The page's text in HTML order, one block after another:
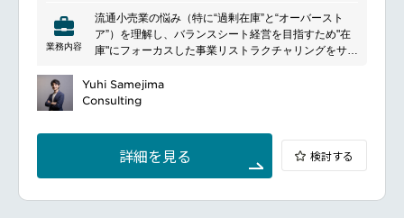
業務内容
流通小売業の悩み（特に“過剰在庫”と“オーバースト
ア”）を理解し、バランスシート経営を目指すため"在
庫"にフォーカスした事業リストラクチャリングをサポ
トを担っていただきます
具体的には、顧客が有する在庫の換価プロジェクト
【本ポジションの業務詳細】
換価業務における個別プロジェクトの収益管理（顧客
の販売・在庫データに基づき、購入価格や販売計画等
Yuhi Samejima
Consulting
詳細を見る 検討する